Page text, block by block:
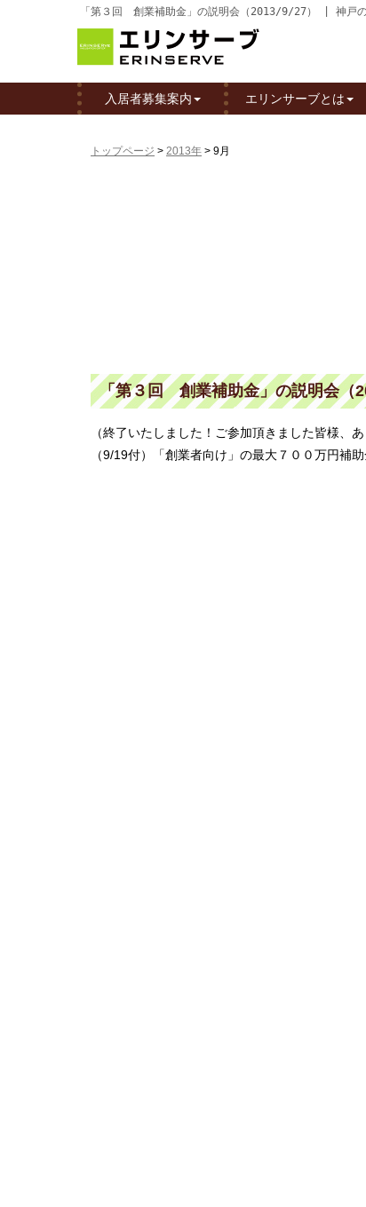
「第３回 創業補助金」の説明会（2013/9/27） | 神戸の
入居者募集案内 エリンサーブとは
トップページ > 2013年 > 9月
「第３回 創業補助金」の説明会（
（終了いたしました！ご参加頂きました皆様
（9/19付）「創業者向け」の最大７００万円補